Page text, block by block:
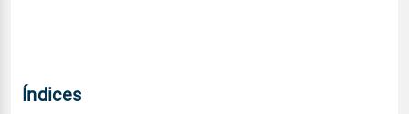
Índices